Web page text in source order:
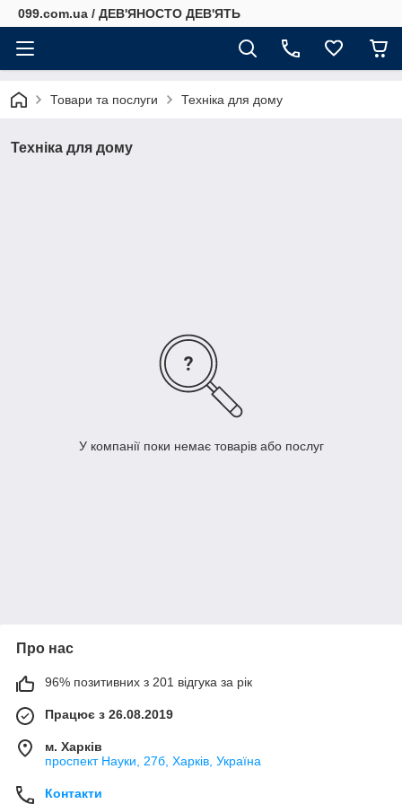
099.com.ua / ДЕВ'ЯНОСТО ДЕВ'ЯТЬ
Товари та послуги Техніка для дому
Техніка для дому
У компанії поки немає товарів або послуг
Про нас
96% позитивних з 201 відгука за рік
Працює з 26.08.2019
м. Харків
проспект Науки, 27б, Харків, Україна
Контакти